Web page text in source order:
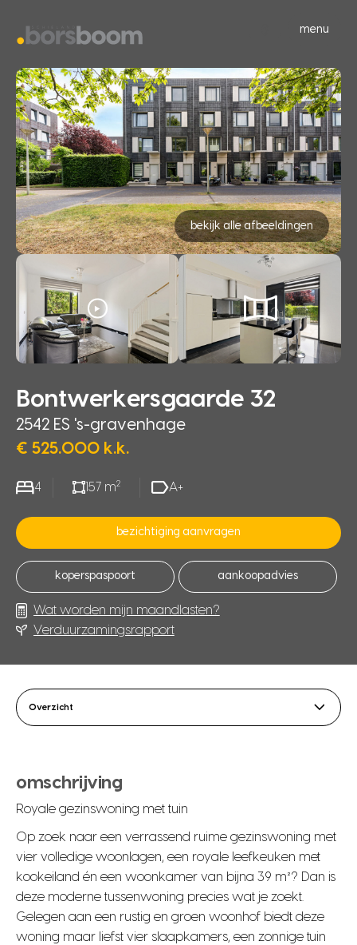
menu
bekijk alle afbeeldingen
Bontwerkersgaarde 32
2542 ES 's-gravenhage
€ 525.000 k.k.
4 157 m2 A+
bezichtiging aanvragen
koperspaspoort aankoopadvies
Wat worden mijn maandlasten?
Verduurzamingsrapport
Overzicht
omschrijving
Royale gezinswoning met tuin
Op zoek naar een verrassend ruime gezinswoning met
vier volledige woonlagen, een royale leefkeuken met
kookeiland én een woonkamer van bijna 39 m²? Dan is
deze moderne tussenwoning precies wat je zoekt.
Gelegen aan een rustig en groen woonhof biedt deze
woning maar liefst vier slaapkamers, een zonnige tuin